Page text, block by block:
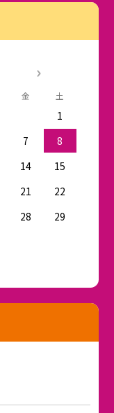
金 土
1
7
8
14
15
21
22
28
29